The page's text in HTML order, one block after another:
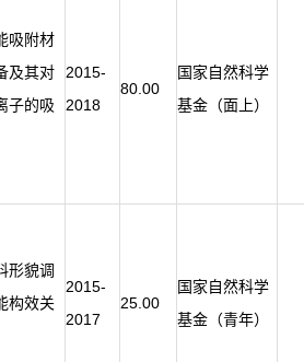
吸附材
及其对
子的吸
2015-
2018
80.00
国家自然科学
基金（面上）
形貌调
构效关
2015-
2017
25.00
国家自然科学
基金（青年）